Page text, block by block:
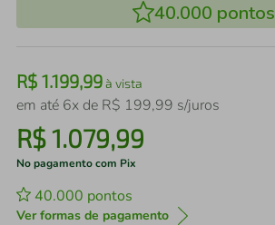
40.000 pontos
R$ 1.199,99à vista
em até 6x de R$ 199,99 s/juros
R$1.079,99
No pagamento com Pix
40.000 pontos
Ver formas de pagamento